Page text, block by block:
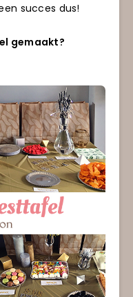
succes dus!
gemaakt?